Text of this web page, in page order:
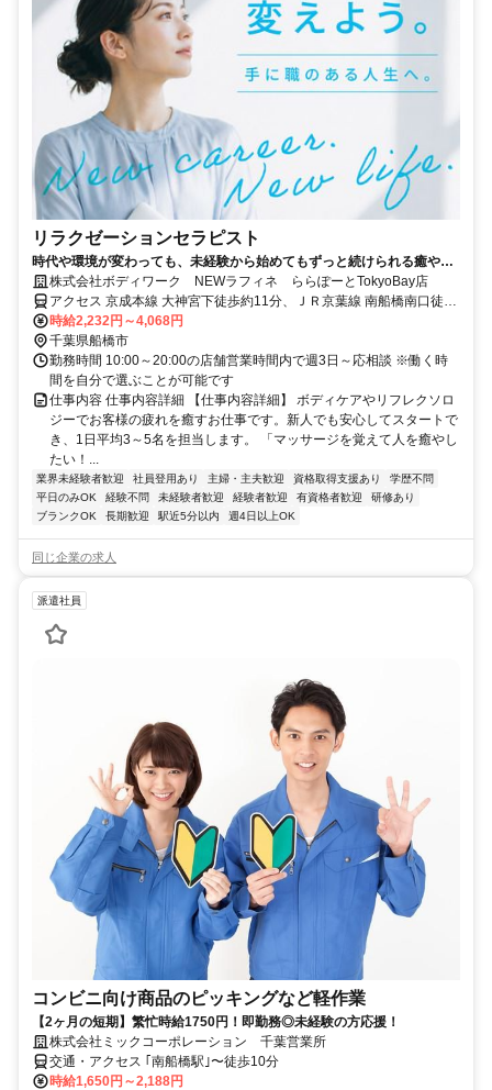
リラクゼーションセラピスト
時代や環境が変わっても、未経験から始めてもずっと続けられる癒やし
の仕事。手に職を身につけて、生き方を変えよう。
株式会社ボディワーク NEWラフィネ ららぽーとTokyoBay店
アクセス 京成本線 大神宮下徒歩約11分、ＪＲ京葉線 南船橋南口徒歩
約14分、ＪＲ武蔵野線 南船橋南口徒歩約14分 最寄駅：船橋競馬場・
南船橋駅
時給2,232円～4,068円
千葉県船橋市
勤務時間 10:00～20:00の店舗営業時間内で週3日～応相談 ※働く時
間を自分で選ぶことが可能です
仕事内容 仕事内容詳細 【仕事内容詳細】 ボディケアやリフレクソロ
ジーでお客様の疲れを癒すお仕事です。新人でも安心してスタートで
き、1日平均3～5名を担当します。 「マッサージを覚えて人を癒やし
たい！...
業界未経験者歓迎 社員登用あり 主婦・主夫歓迎 資格取得支援あり
学歴不問
平日のみOK
経験不問 未経験者歓迎 経験者歓迎 有資格者歓迎
研修あり
ブランクOK
長期歓迎 駅近5分以内 週4日以上OK
同じ企業の求人
派遣社員
コンビニ向け商品のピッキングなど軽作業
【2ヶ月の短期】繁忙時給1750円！即勤務◎未経験の方応援！
株式会社ミックコーポレーション 千葉営業所
交通・アクセス ｢南船橋駅｣〜徒歩10分
時給1,650円～2,188円